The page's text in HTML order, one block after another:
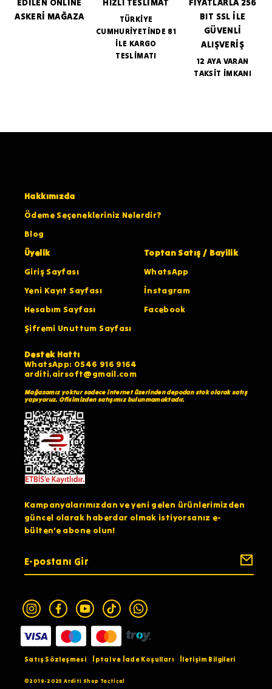
EDİLEN ONLİNE
ASKERİ MAĞAZA
HIZLI TESLİMAT
TÜRKİYE
CUMHURİYETİNDE 81
İLE KARGO
TESLİMATI
FİYATLARLA 256
BIT SSL İLE
GÜVENLİ
ALIŞVERİŞ
12 AYA VARAN
TAKSİT İMKANI
Hakkımızda
Ödeme Seçenekleriniz Nelerdir?
Blog
Üyelik
Giriş Sayfası
Yeni Kayıt Sayfası
Hesabım Sayfası
Şifremi Unuttum Sayfası
Toptan Satış / Bayilik
WhatsApp
İnstagram
Facebook
Destek Hattı
WhatsApp: 0546 916 9164
arditi.airsoft@gmail.com
Mağazamız yoktur sadece internet üzerinden depodan stok olarak satış
yapıyoruz. Ofisimizden satışımız bulunmamaktadır.
Kampanyalarımızdan ve yeni gelen ürünlerimizden
güncel olarak haberdar olmak istiyorsanız e-
bülten’e abone olun!
©2019-2025 Arditi Shop Tactical
Satış Sözleşmesi İptal ve İade Koşulları İletişim Bilgileri